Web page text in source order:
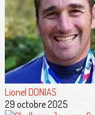
Lionel DONIAS
29 octobre 2025